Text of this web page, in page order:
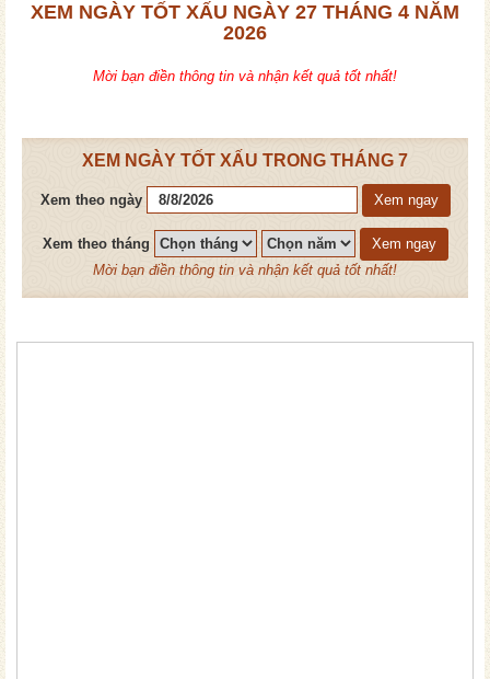
XEM NGÀY TỐT XẤU NGÀY 27 THÁNG 4 NĂM
2026
Mời bạn điền thông tin và nhận kết quả tốt nhất!
XEM NGÀY TỐT XẤU TRONG THÁNG 7
Xem theo ngày Xem ngay
Xem theo tháng
Xem ngay
Mời bạn điền thông tin và nhận kết quả tốt nhất!